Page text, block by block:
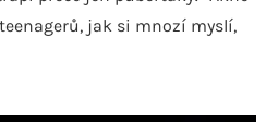
jak si mnozí myslí,